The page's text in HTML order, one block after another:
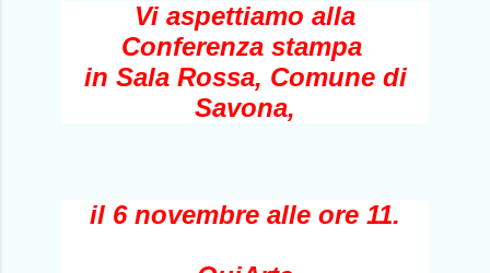
Vi aspettiamo alla
Conferenza stampa
in Sala Rossa, Comune di
Savona,
il 6 novembre alle ore 11.